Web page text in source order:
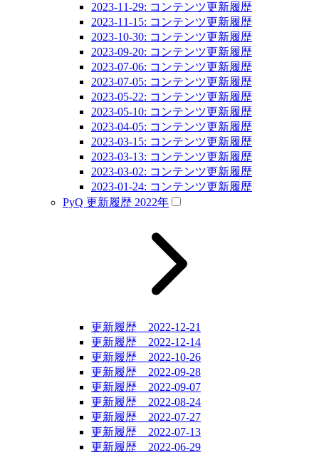
2023-11-29: コンテンツ更新履歴
2023-11-15: コンテンツ更新履歴
2023-10-30: コンテンツ更新履歴
2023-09-20: コンテンツ更新履歴
2023-07-06: コンテンツ更新履歴
2023-07-05: コンテンツ更新履歴
2023-05-22: コンテンツ更新履歴
2023-05-10: コンテンツ更新履歴
2023-04-05: コンテンツ更新履歴
2023-03-15: コンテンツ更新履歴
2023-03-13: コンテンツ更新履歴
2023-03-02: コンテンツ更新履歴
2023-01-24: コンテンツ更新履歴
PyQ 更新履歴 2022年
更新履歴 2022-12-21
更新履歴 2022-12-14
更新履歴 2022-10-26
更新履歴 2022-09-28
更新履歴 2022-09-07
更新履歴 2022-08-24
更新履歴 2022-07-27
更新履歴 2022-07-13
更新履歴 2022-06-29